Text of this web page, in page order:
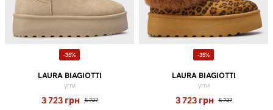
-35%
LAURA BIAGIOTTI
угги
3 723 грн 5 727
-35%
LAURA BIAGIOTTI
угги
3 723 грн 5 727